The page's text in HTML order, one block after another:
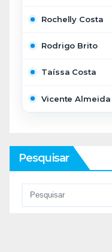
Rochelly Costa
Rodrigo Brito
Taíssa Costa
Vicente Almeida
Pesquisar